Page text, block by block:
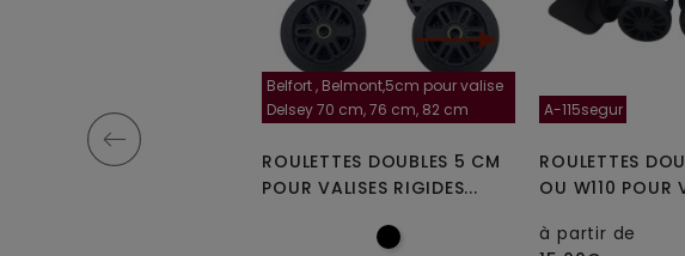
SIMPLES A-35
Belfort , Belmont,5cm pour valise
Delsey 70 cm, 76 cm, 82 cm
ROULETTES DOUBLES 5 CM
POUR VALISES RIGIDES...
A-115segur
ROULETTES
OU W110 POUR
à partir de